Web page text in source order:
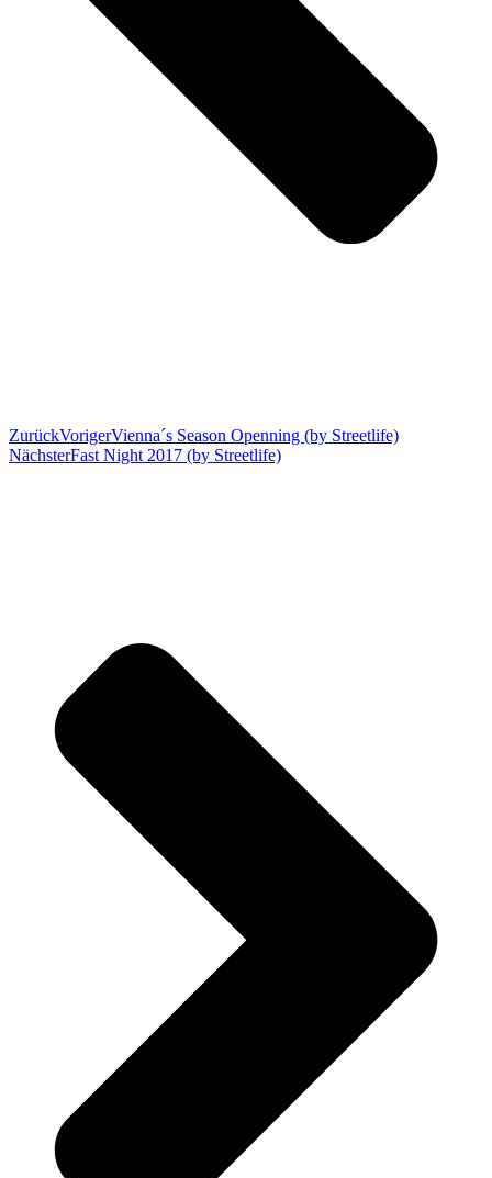
ZurückVorigerVienna´s Season Openning (by Streetlife)
NächsterFast Night 2017 (by Streetlife)